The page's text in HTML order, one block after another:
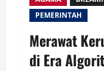
PEMERINTAH
Merawat
di Era